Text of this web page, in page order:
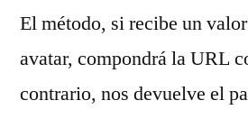
El método, si recibe un
avatar, compondrá la URL
contrario, nos devuelve el